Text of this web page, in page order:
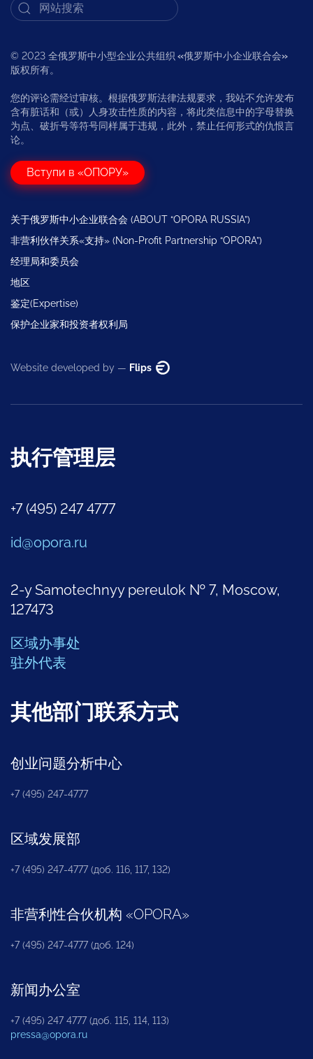
© 2023 全俄罗斯中小型企业公共组织 «俄罗斯中小企业联合会»
版权所有。
您的评论需经过审核。根据俄罗斯法律法规要求，我站不允许发布
含有脏话和（或）人身攻击性质的内容，将此类信息中的字母替换
为点、破折号等符号同样属于违规，此外，禁止任何形式的仇恨言
论。
Вступи в «ОПОРУ»
关于俄罗斯中小企业联合会 (ABOUT “OPORA RUSSIA”)
非营利伙伴关系«支持» (Non-Profit Partnership “OPORA”)
经理局和委员会
地区
鉴定(Expertise)
保护企业家和投资者权利局
Website developed by — Flips
执行管理层
+7 (495) 247 4777
id@opora.ru
2-y Samotechnyy pereulok № 7, Moscow,
127473
区域办事处
驻外代表
其他部门联系方式
创业问题分析中心
+7 (495) 247-4777
区域发展部
+7 (495) 247-4777 (доб. 116, 117, 132)
非营利性合伙机构 «OPORA»
+7 (495) 247-4777 (доб. 124)
新闻办公室
+7 (495) 247 4777 (доб. 115, 114, 113)
pressa@opora.ru